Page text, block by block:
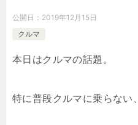
公開日： 2019年12月15日
クルマ
本日はクルマの話題。
特に普段クルマに乗らない、